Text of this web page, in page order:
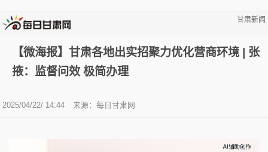
甘肃新闻
【微海报】甘肃各地出实招聚力优化营商环境 | 张
掖：监督问效 极简办理
2025/04/22/ 14:44 来源： 每日甘肃网